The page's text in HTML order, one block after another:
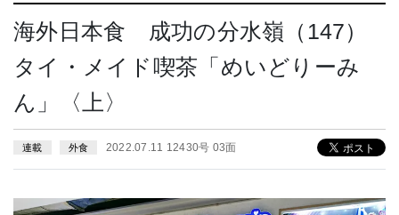
海外日本食 成功の分水嶺（147）
タイ・メイド喫茶「めいどりーみ
ん」〈上〉
連載 外食 2022.07.11 12430号 03面